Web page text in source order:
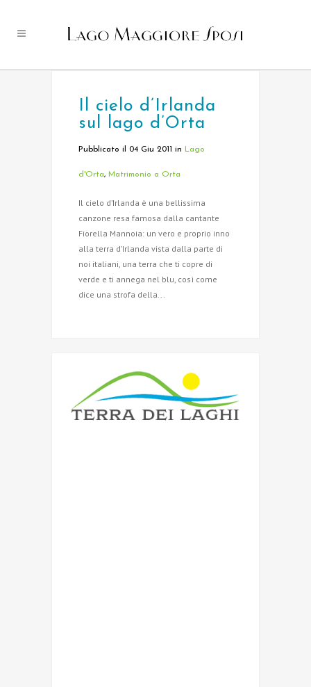
Il cielo d’Irlanda
sul lago d’Orta
Pubblicato il 04 Giu 2011 in Lago
d'Orta, Matrimonio a Orta
Il cielo d’Irlanda è una bellissima
canzone resa famosa dalla cantante
Fiorella Mannoia: un vero e proprio inno
alla terra d’Irlanda vista dalla parte di
noi italiani, una terra che ti copre di
verde e ti annega nel blu, così come
dice una strofa della...